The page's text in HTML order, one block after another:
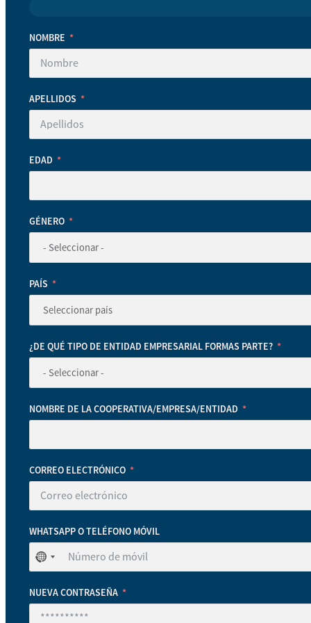
NOMBRE
APELLIDOS
EDAD
GÉNERO
PAÍS
¿DE QUÉ TIPO DE ENTIDAD EMPRESARIAL FORMAS PARTE?
NOMBRE DE LA COOPERATIVA/EMPRESA/ENTIDAD
CORREO ELECTRÓNICO
WHATSAPP O TELÉFONO MÓVIL
No
se
ha
seleccionado
ningún
NUEVA CONTRASEÑA